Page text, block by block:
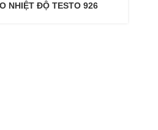
NHIỆT ĐỘ TESTO 926